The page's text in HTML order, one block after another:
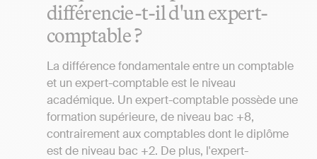
différencie-t-il d'un expert-
comptable ?
La différence fondamentale entre un comptable
et un expert-comptable est le niveau
académique. Un expert-comptable possède une
formation supérieure, de niveau bac +8,
contrairement aux comptables dont le diplôme
est de niveau bac +2. De plus, l'expert-